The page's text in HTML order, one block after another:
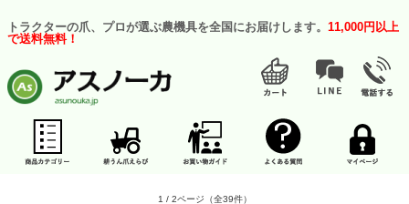
トラクターの爪、プロが選ぶ農機具を全国にお届けします。 11,000円以上
で送料無料！
1 / 2ページ （全39件）